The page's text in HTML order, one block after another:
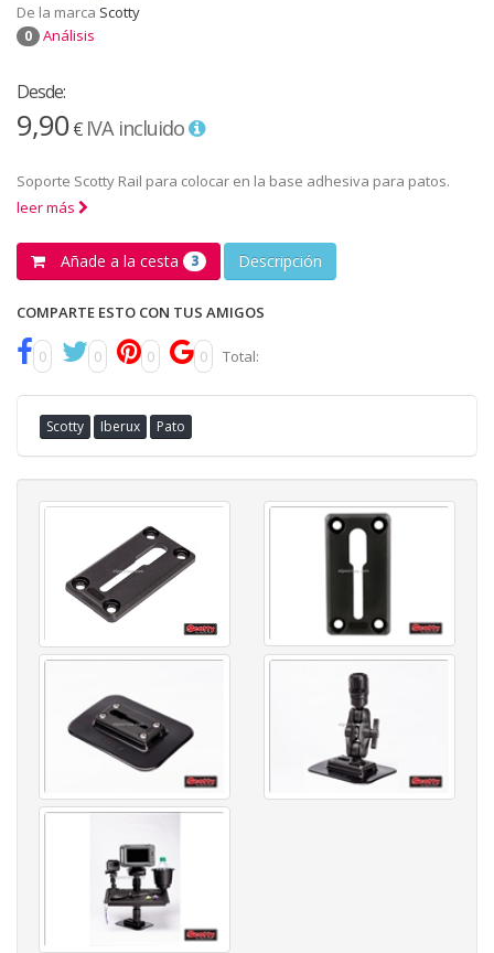
De la marca Scotty
0 Análisis
Desde:
9,90€ IVA incluido
Soporte Scotty Rail para colocar en la base adhesiva para patos.
leer más
Añade a la cesta 3 Descripción
COMPARTE ESTO CON TUS AMIGOS
0 0 0 0 Total:
Scotty Iberux Pato